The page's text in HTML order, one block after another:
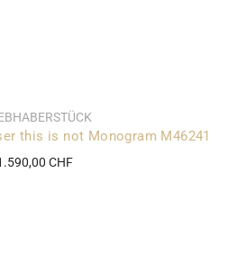
this is not Monogram M46241
CHF